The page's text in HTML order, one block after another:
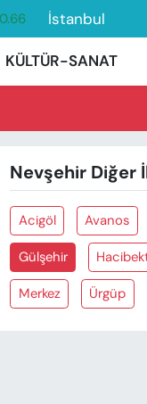
%0
İstanbul
KÜLTÜR-SANAT
Nevşehir Diğer
Acigöl Avanos
Gülşehir
Merkez Ürgüp